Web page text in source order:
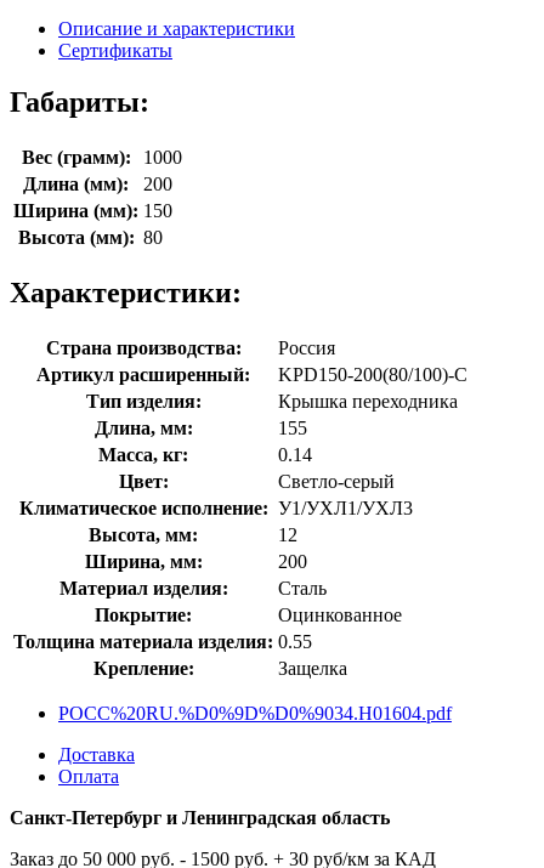
Описание и характеристики
Сертификаты
Габариты:
Вес (грамм):
1000
Длина (мм):
200
Ширина (мм): 150
Высота (мм): 80
Характеристики:
Страна производства:
Россия
Артикул расширенный:
KPD150-200(80/100)-C
Тип изделия:
Крышка переходника
Длина, мм:
155
Масса, кг:
0.14
Цвет:
Светло-серый
Климатическое исполнение: У1/УХЛ1/УХЛ3
Высота, мм:
12
Ширина, мм:
200
Материал изделия:
Сталь
Покрытие:
Оцинкованное
Толщина материала изделия: 0.55
Крепление:
Защелка
POCC%20RU.%D0%9D%D0%9034.H01604.pdf
Доставка
Оплата
Санкт-Петербург и Ленинградская область
Заказ до 50 000 руб. - 1500 руб. + 30 руб/км за КАД